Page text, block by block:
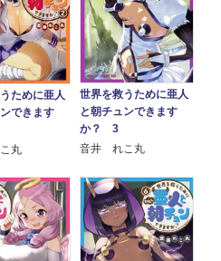
ために亜人
できます
丸
世界を救うために亜人
と朝チュンできます
か？ 3
音井 れこ丸